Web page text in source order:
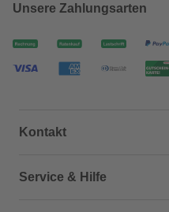
Unsere Zahlungsarten
Kontakt
Dein Kontakt zu uns
Service & Hilfe